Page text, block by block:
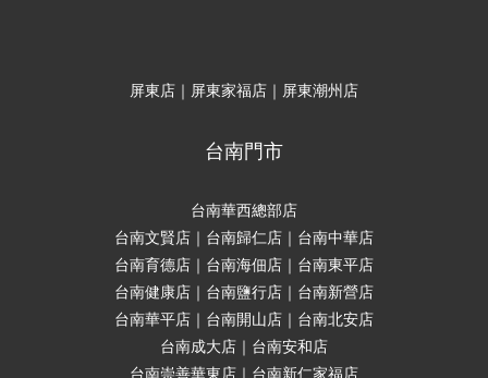
屏東店｜屏東家福店｜屏東潮州店
台南門市
台南華西總部店
台南文賢店｜台南歸仁店｜台南中華店
台南育德店｜台南海佃店｜台南東平店
台南健康店｜台南鹽行店｜台南新營店
台南華平店｜台南開山店｜台南北安店
台南成大店｜台南安和店
台南崇善華東店｜台南新仁家福店